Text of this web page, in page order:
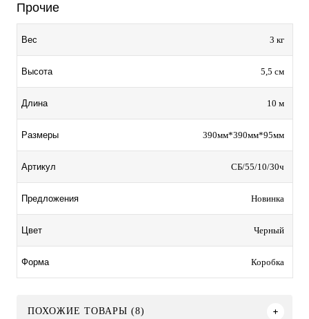
Прочие
Вес 3 кг
Высота 5,5 см
Длина 10 м
Размеры 390мм*390мм*95мм
Артикул СБ/55/10/30ч
Предложения Новинка
Цвет Черный
Форма Коробка
ПОХОЖИЕ ТОВАРЫ (8)